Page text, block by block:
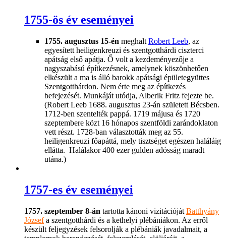
1755-ös év eseményei
1755. augusztus 15-én meghalt Robert Leeb, az
egyesített heiligenkreuzi és szentgotthárdi ciszterci
apátság első apátja. Ő volt a kezdeményezője a
nagyszabású építkezésnek, amelynek köszönhetően
elkészült a ma is álló barokk apátsági épületegyüttes
Szentgotthárdon. Nem érte meg az építkezés
befejezését. Munkáját utódja, Alberik Fritz fejezte be.
(Robert Leeb 1688. augusztus 23-án született Bécsben.
1712-ben szentelték pappá. 1719 májusa és 1720
szeptembere közt 16 hónapos szentföldi zarándoklaton
vett részt. 1728-ban választották meg az 55.
heiligenkreuzi főapáttá, mely tisztséget egészen haláláig
ellátta. Halálakor 400 ezer gulden adósság maradt
utána.)
1757-es év eseményei
1757. szeptember 8-án tartotta kánoni vizitációját Batthyány
Józsefa szentgotthárdi és a kethelyi plébániákon. Az erről
készült feljegyzések felsorolják a plébániák javadalmait, a